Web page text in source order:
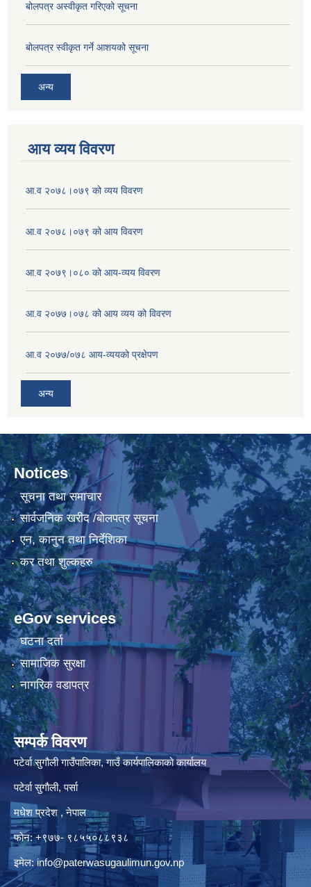
बोलपत्र अस्वीकृत गरिएको सूचना
बोलपत्र स्वीकृत गर्ने आशयको सूचना
अन्य
आय व्यय विवरण
आ.व २०७८।०७९ को व्यय विवरण
आ.व २०७८।०७९ को आय विवरण
आ.व २०७९।०८० को आय-व्यय विवरण
आ.व २०७७।०७८ को आय व्यय को विवरण
आ.व २०७७/०७८ आय-व्ययको प्रक्षेपण
अन्य
Notices
सूचना तथा समाचार
सार्वजनिक खरीद /बोलपत्र सूचना
एन, कानुन तथा निर्देशिका
कर तथा शुल्कहरु
eGov services
घटना दर्ता
सामाजिक सुरक्षा
नागरिक वडापत्र
सम्पर्क विवरण
पटेर्वा सुगौली गाउँपालिका, गाउँ कार्यपालिकाको कार्यालय
पटेर्वा सुगौली, पर्सा
मधेश प्रदेश , नेपाल
फोन: +९७७- ९८५५०८८९३८
इमेल:info@paterwasugaulimun.gov.np